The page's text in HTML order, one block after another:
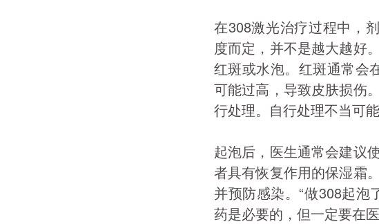
在308激光治疗过程中，
度而定，并不是越大越好
红斑或水泡。红斑通常会
可能过高，导致皮肤损伤
行处理。自行处理不当可
起泡后，医生通常会建议
者具有恢复作用的保湿霜
并预防感染。“做308起泡
药是必要的，但一定要在